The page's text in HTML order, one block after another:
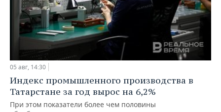
05 авг, 14:30
Индекс промышленного производства в
Татарстане за год вырос на 6,2%
При этом показатели более чем половины